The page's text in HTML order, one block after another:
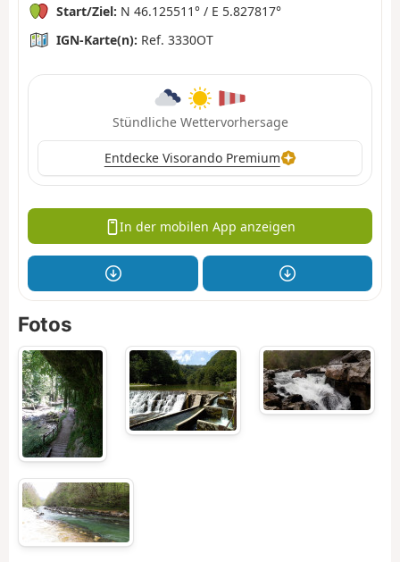
Start/Ziel: N 46.125511° / E 5.827817°
IGN-Karte(n): Ref. 3330OT
Stündliche Wettervorhersage
Entdecke Visorando Premium
In der mobilen App anzeigen
Fotos